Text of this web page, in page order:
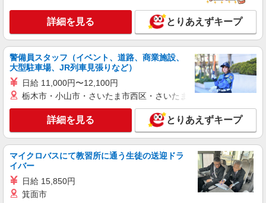
日給月給190,500円 ＊試用期間あり：同条件
鳥取県米子市彦名町（介護付有料老人ホーム）
キープ 詳細を見る
めん壱や グランワールドカップ米子店（1100478）
キッチンスタッフ
時給1450円以上 オープニング時給：10月末ま
で＋２００円アップ（時給１２５０円＋２００円
＝１４５０円） 給料前払い：勤務実績の7割まで
可能（月間の上限3万円）
鳥取県米子市熊党331-12
詳細を見る
アルバイト
詳細を見る とりあえずキープ
警備員スタッフ（イベント、道路、商業施設、
大型駐車場、JR列車見張りなど）
日給 11,000円〜12,100円
栃木市・小山市・さいたま市西区・さいたま市岩槻区・久喜市・
詳細を見る とりあえずキープ
マイクロバスにて教習所に通う生徒の送迎ドラ
イバー
日給 15,850円
箕面市